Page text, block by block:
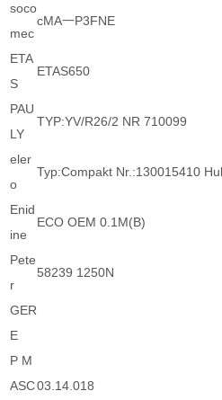
soco
mec
cMA一P3FNE
ETA
S
ETAS650
PAU
LY
TYP:YV/R26/2 NR 710099
eler
o
Typ:Compakt Nr.:130015410
Enid
ine
ECO OEM 0.1M(B)
Pete
r
58239 1250N
GER
E
P M
ASC03.14.018